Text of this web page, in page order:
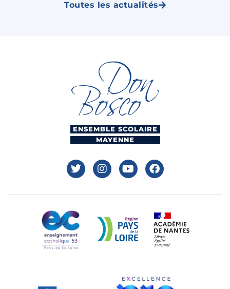
Toutes les actualités
ENSEMBLE SCOLAIRE
MAYENNE